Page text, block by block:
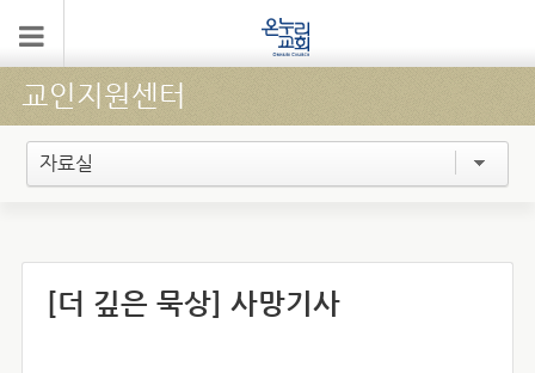
교인지원센터
자료실
[더 깊은 묵상] 사망기사